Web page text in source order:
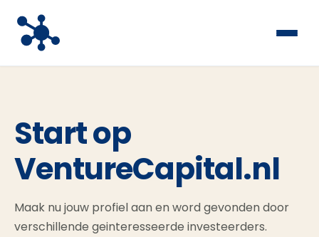
Start op
VentureCapital.nl
Maak nu jouw profiel aan en word gevonden door
verschillende geinteresseerde investeerders.